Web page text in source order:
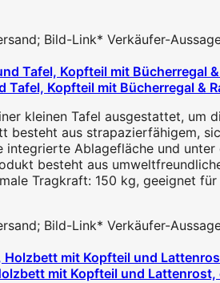
Bild-Link* Verkäufer-
Kopfteil mit Bücherregal &
kleinen Tafel ausgestattet,
besteht aus strapazierfähigem,
integrierte Ablagefläche und
besteht aus
Tragkraft: 150 kg, geeignet
Bild-Link* Verkäufer-
mit Kopfteil und